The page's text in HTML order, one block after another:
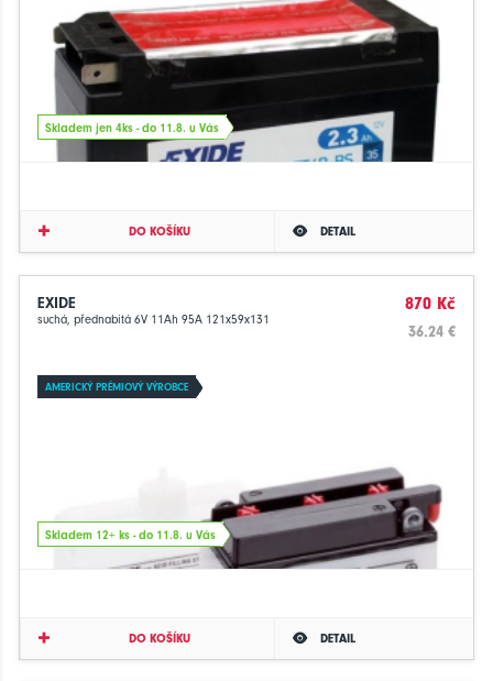
Skladem jen 4ks - do 11.8. u Vás
DO KOŠÍKU DETAIL
EXIDE
suchá, přednabitá 6V 11Ah 95A 121x59x131
870 Kč
36.24 €
AMERICKÝ PRÉMIOVÝ VÝROBCE
Skladem 12+ ks - do 11.8. u Vás
DO KOŠÍKU DETAIL